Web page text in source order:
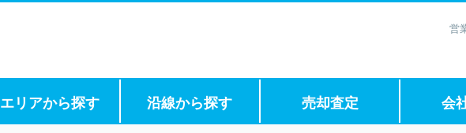
営
エリアから探す 沿線から探す 売却査定 会